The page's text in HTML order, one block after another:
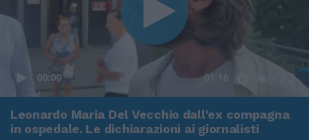
00:00 01:16
Leonardo Maria Del Vecchio dall'ex compagna
in ospedale. Le dichiarazioni ai giornalisti